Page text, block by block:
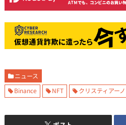
ニュース
Binance
NFT クリスティアー